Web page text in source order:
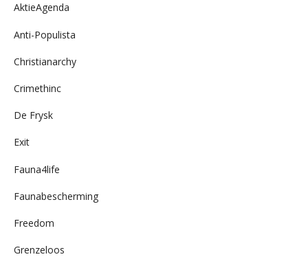
AktieAgenda
Anti-Populista
Christianarchy
Crimethinc
De Frysk
Exit
Fauna4life
Faunabescherming
Freedom
Grenzeloos